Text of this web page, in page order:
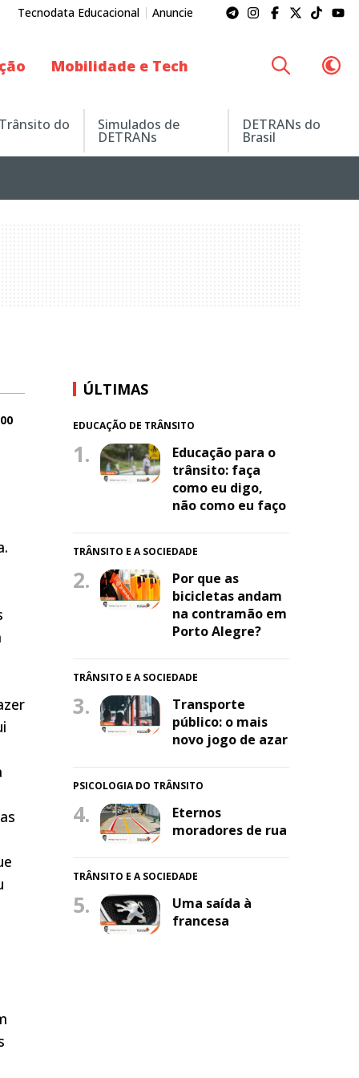
Tecnodata Educacional Anuncie
Mobilidade e Tech
do Simulados de
DETRANs
DETRANs do
Brasil
ÚLTIMAS
EDUCAÇÃO DE TRÂNSITO
1.
Educação para o
trânsito: faça
como eu digo,
não como eu faço
TRÂNSITO E A SOCIEDADE
2.
Por que as
bicicletas andam
na contramão em
Porto Alegre?
TRÂNSITO E A SOCIEDADE
3.
Transporte
público: o mais
novo jogo de azar
PSICOLOGIA DO TRÂNSITO
4.
Eternos
moradores de rua
TRÂNSITO E A SOCIEDADE
5.
Uma saída à
francesa